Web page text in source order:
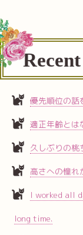
優先順位の話
適正年齢とは
久しぶりの桃
高さへの憧れ
I worked all
long time.